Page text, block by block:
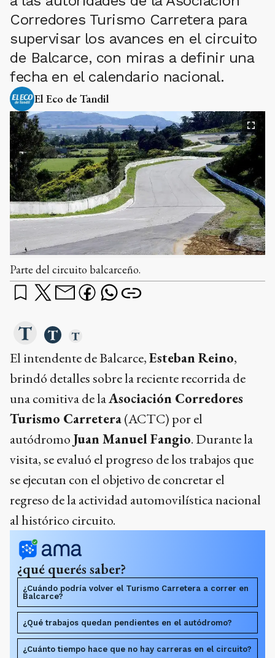
Corredores Turismo Carretera para
supervisar los avances en el circuito
de Balcarce, con miras a definir una
fecha en el calendario nacional.
El Eco de Tandil
Parte del circuito balcarceño.
El intendente de Balcarce,Esteban Reino,
brindó detalles sobre la reciente recorrida de
una comitiva de laAsociación Corredores
Turismo Carretera(ACTC) por el
autódromo Juan Manuel Fangio. Durante la
visita, se evaluó el progreso de los trabajos que
se ejecutan con el objetivo de concretar el
regreso de la actividad automovilística nacional
al histórico circuito.
¿qué querés saber?
¿Cuándo podría volver el Turismo Carretera a correr en
Balcarce?
¿Qué trabajos quedan pendientes en el autódromo?
¿Cuánto tiempo hace que no hay carreras en el circuito?